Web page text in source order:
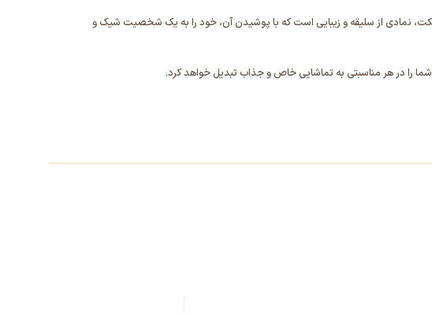
نمادی از سلیقه و زیبایی است که با پوشیدن آن، خود را به یک شخصیت شیک و
را در هر مناسبتی به تماشایی خاص و جذاب تبدیل خواهد کرد.